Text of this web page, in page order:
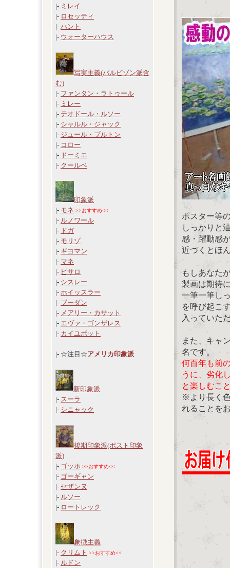
|- ミレイ
|- ロセッティ
|- ハント
|- ウォーターハウス
写実主義(バルビゾン派含
む)
|- ファンタン・ラトゥール
|- ミレー
|- テオドール・ルソー
|- シャルル・ジャック
|- ジュール・ブルトン
|- コロー
|- ドーミエ
|- クールベ
印象派
|- モネ >>おすすめ<<
|- ルノワール
|- ドガ
|- モリゾ
|- ギヨマン
|- マネ
|- ピサロ
|- シスレー
|- ホイッスラー
|- ブーダン
|- メアリー・カサット
|- エヴァ・ゴンザレス
|- カイユボット
|- ☆注目☆アメリカ印象派
新印象派
|- スーラ
|- シニャック
後期印象派(ポスト印象
派)
|- ゴッホ >>おすすめ<<
|- ゴーギャン
|- セザンヌ
|- ルソー
|- ロートレック
象徴主義
|- クリムト >>おすすめ<<
|- ルドン
ポスター等
しっかりと
感・躍動感
近づくとほ
もしあなた
製画は期待
一筆一筆し
を呼び起こ
入っていた
また、キャ
名です。
何百年も前
うに、劣化
と楽しむこ
※より長く
れることを